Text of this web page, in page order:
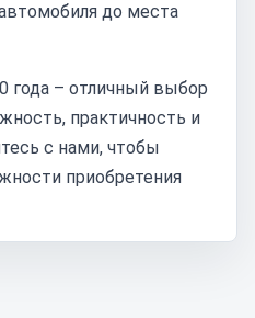
до места
года – отличный выбор
практичность и
с нами, чтобы
приобретения